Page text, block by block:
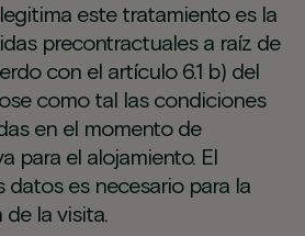
este tratamiento es la
precontractuales a raíz de
con el artículo 6.1 b) del
como tal las condiciones
en el momento de
para el alojamiento. El
es necesario para la
la visita.